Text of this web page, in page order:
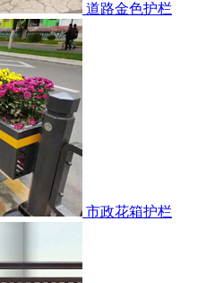
道路金色护栏
市政花箱护栏